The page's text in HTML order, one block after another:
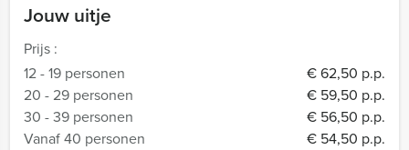
Jouw uitje
Prijs :
12 - 19 personen
€ 62,50 p.p.
20 - 29 personen
€ 59,50 p.p.
30 - 39 personen
€ 56,50 p.p.
Vanaf 40 personen
€ 54,50 p.p.